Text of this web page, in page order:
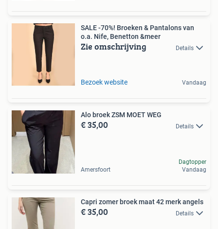
SALE -70%! Broeken & Pantalons van
o.a. Nife, Benetton &meer
Zie omschrijving Details
Bezoek website Vandaag
Alo broek ZSM MOET WEG
€ 35,00 Details
Amersfoort
Dagtopper
Vandaag
Capri zomer broek maat 42 merk angels
€ 35,00 Details